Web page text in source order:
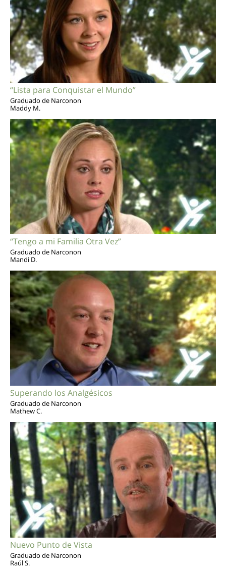
“Lista para Conquistar el Mundo”
Graduado de Narconon
Maddy M.
“Tengo a mi Familia Otra Vez”
Graduado de Narconon
Mandi D.
Superando los Analgésicos
Graduado de Narconon
Mathew C.
Nuevo Punto de Vista
Graduado de Narconon
Raúl S.